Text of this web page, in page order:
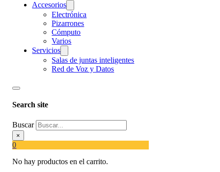
Accesorios
Electrónica
Pizarrones
Cómputo
Varios
Servicios
Salas de juntas inteligentes
Red de Voz y Datos
Search site
Buscar
×
0
No hay productos en el carrito.